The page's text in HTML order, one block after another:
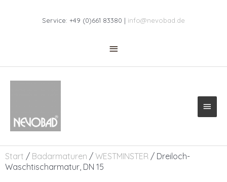
Service: +49 (0)661 83380 | info@nevobad.de
Header
Start / Badarmaturen / WESTMINSTER / Dreiloch-
Waschtischarmatur, DN 15